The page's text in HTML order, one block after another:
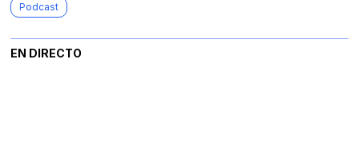
Podcast
EN DIRECTO